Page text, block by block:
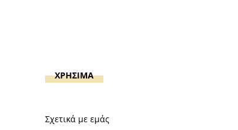
ΧΡΗΣΙΜΑ
Σχετικά με εμάς